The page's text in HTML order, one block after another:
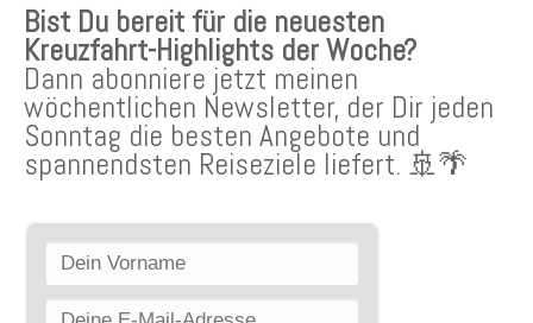
Bist Du bereit für die neuesten
Kreuzfahrt-Highlights der Woche?
Dann abonniere jetzt meinen
wöchentlichen Newsletter, der Dir jeden
Sonntag die besten Angebote und
spannendsten Reiseziele liefert. 🚢🌴